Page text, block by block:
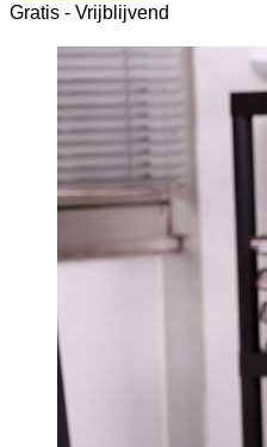
Gratis - Vrijblijvend